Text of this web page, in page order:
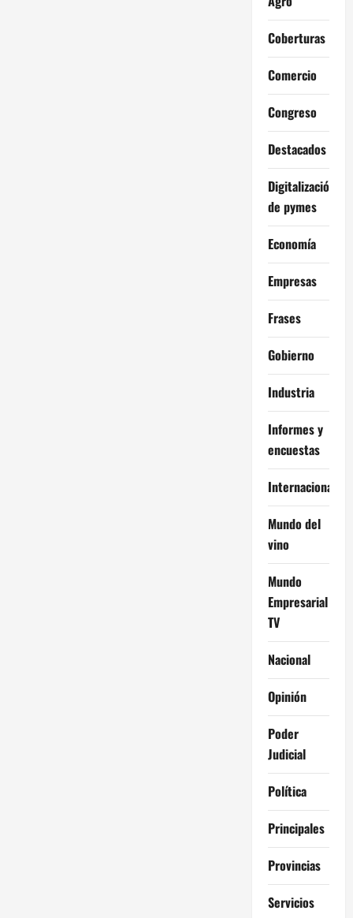
Coberturas
Comercio
Congreso
Destacados
Digitalización
de pymes
Economía
Empresas
Frases
Gobierno
Industria
Informes y
encuestas
Internacional
Mundo del
vino
Mundo
Empresarial
TV
Nacional
Opinión
Poder
Judicial
Política
Principales
Provincias
Servicios